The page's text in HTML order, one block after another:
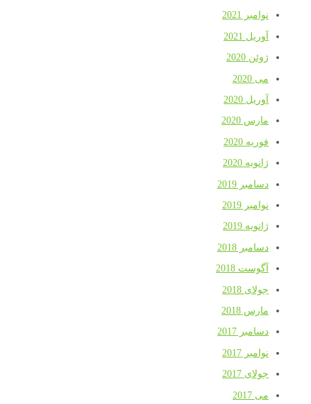
نوامبر 2021
آوریل 2021
ژوئن 2020
می 2020
آوریل 2020
مارس 2020
فوریه 2020
ژانویه 2020
دسامبر 2019
نوامبر 2019
ژانویه 2019
دسامبر 2018
آگوست 2018
جولای 2018
مارس 2018
دسامبر 2017
نوامبر 2017
جولای 2017
می 2017